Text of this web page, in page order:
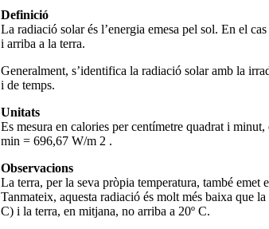
Definició
La radiació solar és l’energia emesa pel sol. En el
i arriba a la terra.
Generalment, s’identifica la radiació solar amb la
i de temps.
Unitats
Es mesura en calories per centímetre quadrat i
min = 696,67 W/m 2 .
Observacions
La terra, per la seva pròpia temperatura, també
Tanmateix, aquesta radiació és molt més baixa que
C) i la terra, en mitjana, no arriba a 20º C.